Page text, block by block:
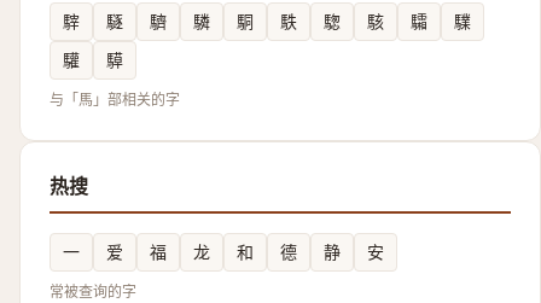
䮨 䮱 䮺 驎 駧 䭿 騘 駭 驦
驜
驩
騲
与「馬」部相关的字
热搜
一 爱 福 龙 和 德 静 安
常被查询的字